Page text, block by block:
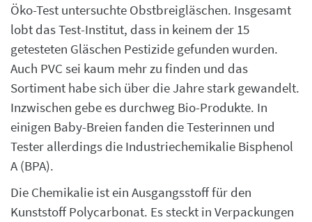
Öko-Test untersuchte Obstbreigläschen. Insgesamt
lobt das Test-Institut, dass in keinem der 15
getesteten Gläschen Pestizide gefunden wurden.
Auch PVC sei kaum mehr zu finden und das
Sortiment habe sich über die Jahre stark gewandelt.
Inzwischen gebe es durchweg Bio-Produkte. In
einigen Baby-Breien fanden die Testerinnen und
Tester allerdings die Industriechemikalie Bisphenol
A (BPA).
Die Chemikalie ist ein Ausgangsstoff für den
Kunststoff Polycarbonat. Es steckt in Verpackungen